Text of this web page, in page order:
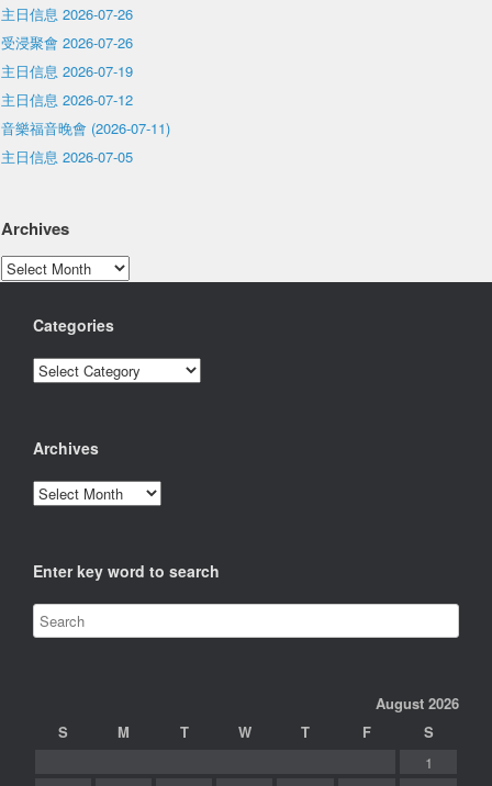
主日信息 2026-07-26
受浸聚會 2026-07-26
主日信息 2026-07-19
主日信息 2026-07-12
音樂福音晚會 (2026-07-11)
主日信息 2026-07-05
Archives
Archives
Categories
Categories
Archives
Archives
Enter key word to search
August 2026
S
M T W T F
S
1